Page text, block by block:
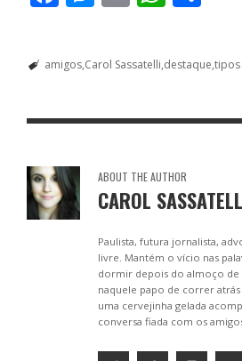
b
o
k
ss
e
g
er
l
at
s
p
p
e
amigos Carol Sassatelli destaque tipos
ABOUT THE AUTHOR
CAROL
Paulista, futura jornalista,
livre. Mantém o vício nas
dormir depois do almoço de
naquele papo de correr
uma cervejinha gelada
conversa fiada com os